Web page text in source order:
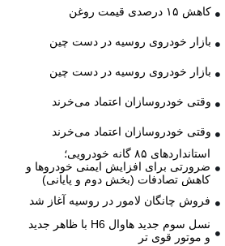
کاهش ۱۵ درصدی قیمت روغن
بازار خودروی روسیه در دست چین
بازار خودروی روسیه در دست چین
وقتی خودروسازان اعتماد می‌خرند
وقتی خودروسازان اعتماد می‌خرند
استانداردهای ۸۵ گانه خودرویی؛
ضرورتی برای افزایش ایمنی خودروها و
کاهش تصادفات (بخش دوم و پایانی)
فروش چانگان لامور در روسیه آغاز شد
نسل سوم جدید هاوال H6 با ظاهر جدید
و موتور قوی تر